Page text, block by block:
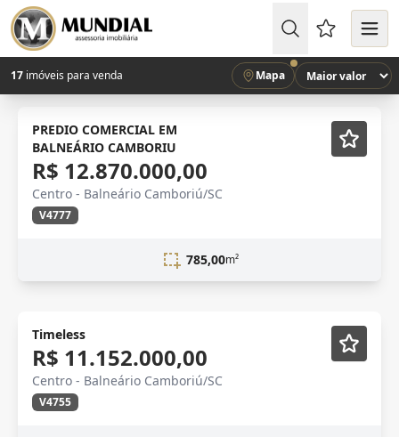
Favoritos
17 imóveis para venda Mapa
PREDIO COMERCIAL EM
BALNEÁRIO CAMBORIU
R$ 12.870.000,00
Centro - Balneário Camboriú/SC
V4777
785,00m²
Vídeo Lançamento
Timeless
R$ 11.152.000,00
Centro - Balneário Camboriú/SC
V4755